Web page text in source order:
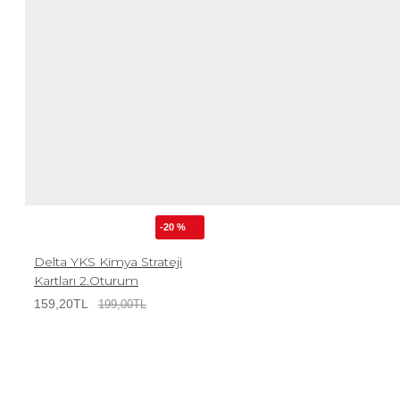
-20 %
Delta YKS Kimya Strateji
Kartları 2.Oturum
159,20TL 199,00TL